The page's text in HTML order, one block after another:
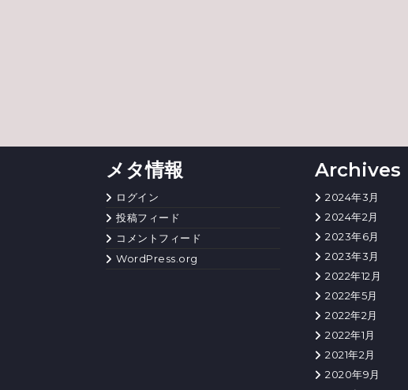
メタ情報
ログイン
投稿フィード
コメントフィード
WordPress.org
Archives
2024年3月
2024年2月
2023年6月
2023年3月
2022年12月
2022年5月
2022年2月
2022年1月
2021年2月
2020年9月